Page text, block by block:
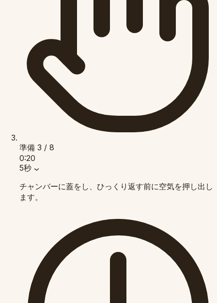
準備 3 / 8
0:20
5秒
チャンバーに蓋をし、ひっくり返す前に空気を押し出し
ます。